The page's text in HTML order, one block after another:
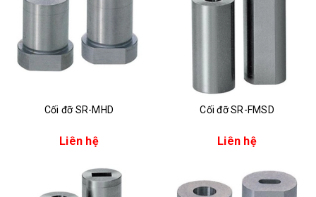
Cối đỡ SR-MHD
Liên hệ
Cối đỡ SR-FMSD
Liên hệ